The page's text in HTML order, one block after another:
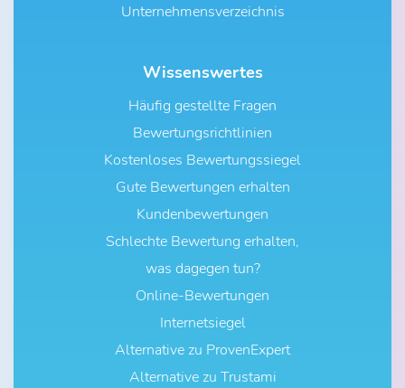
Unternehmensverzeichnis
Wissenswertes
Häufig gestellte Fragen
Bewertungsrichtlinien
Kostenloses Bewertungssiegel
Gute Bewertungen erhalten
Kundenbewertungen
Schlechte Bewertung erhalten,
was dagegen tun?
Online-Bewertungen
Internetsiegel
Alternative zu ProvenExpert
Alternative zu Trustami